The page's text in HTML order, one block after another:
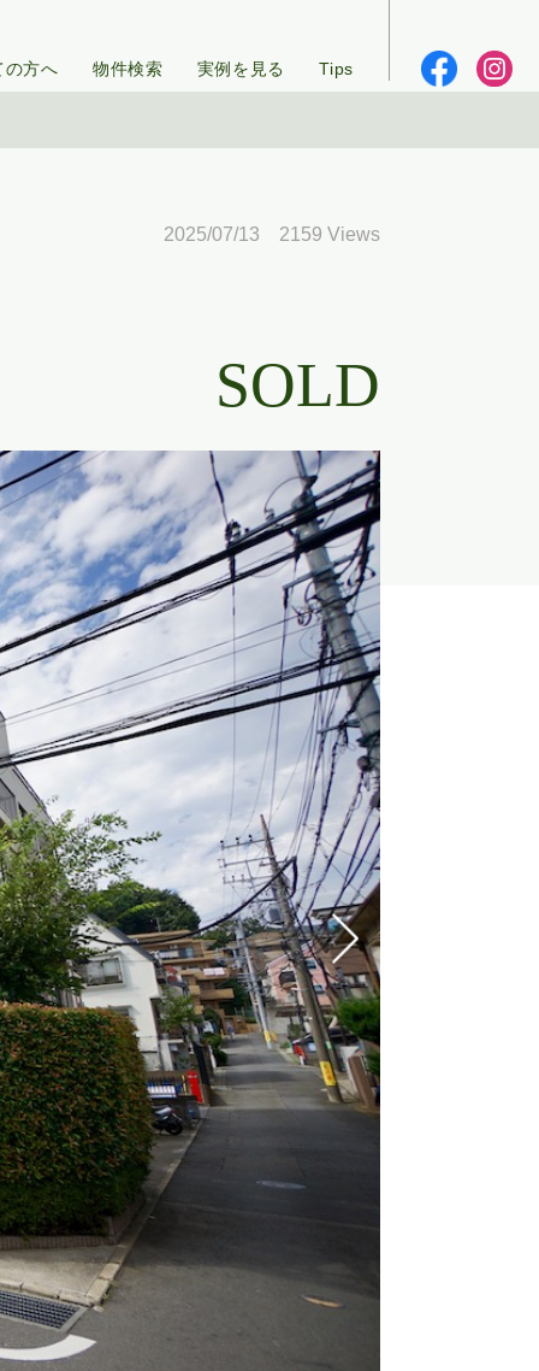
の方へ 物件検索 実例を見る Tips
2025/07/13 2159 Views
SOLD